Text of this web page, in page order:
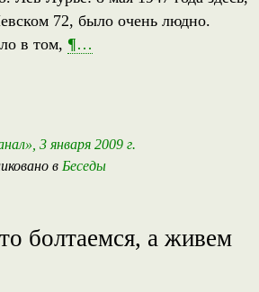
72, было очень людно.
в том, ¶…
3 января 2009 г.
в Беседы
болтаемся, а живем